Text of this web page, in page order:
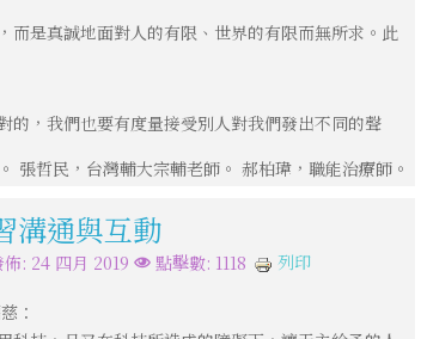
而是真誠地面對人的有限、世界的有限而無所求。此
的，我們也要有度量接受別人對我們發出不同的聲
張哲民，台灣輔大宗輔老師。 郝柏瑋，職能治療師。
溝通與互動
佈: 24 四月 2019 點擊數: 1118 列印
：